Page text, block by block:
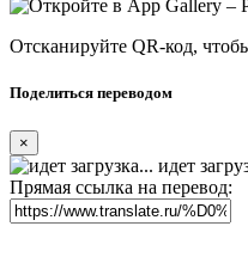
Отсканируйте QR-код,
Поделиться переводом
×
идет
Прямая ссылка на перевод: